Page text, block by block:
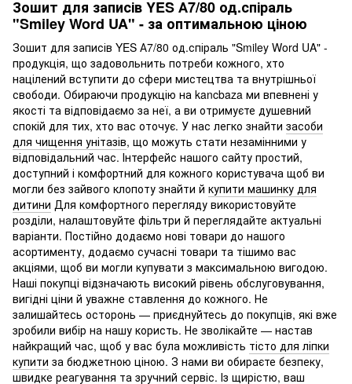
Зошит для записів YES А7/80 од.спіраль
"Smiley Word UA" - за оптимальною ціною
Зошит для записів YES А7/80 од.спіраль "Smiley Word UA" -
продукція, що задовольнить потреби кожного, хто
націлений вступити до сфери мистецтва та внутрішньої
свободи. Обираючи продукцію на kancbaza ми впевнені у
якості та відповідаємо за неї, а ви отримуєте душевний
спокій для тих, хто вас оточує. У нас легко знайти засоби
для чищення унітазів, що можуть стати незамінними у
відповідальний час. Інтерфейс нашого сайту простий,
доступний і комфортний для кожного користувача щоб ви
могли без зайвого клопоту знайти й купити машинку для
дитини Для комфортного перегляду використовуйте
розділи, налаштовуйте фільтри й переглядайте актуальні
варіанти. Постійно додаємо нові товари до нашого
асортименту, додаємо сучасні товари та тішимо вас
акціями, щоб ви могли купувати з максимальною вигодою.
Наші покупці відзначають високий рівень обслуговування,
вигідні ціни й уважне ставлення до кожного. Не
залишайтесь осторонь — приєднуйтесь до покупців, які вже
зробили вибір на нашу користь. Не зволікайте — настав
найкращий час, щоб у вас була можливість тісто для ліпки
купити за бюджетною ціною. З нами ви обираєте безпеку,
швидке реагування та зручний сервіс. Із щирістю, ваш